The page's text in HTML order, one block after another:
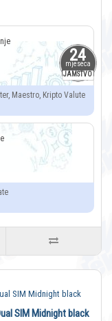
24
mjeseca
JAMSTVO
Maestro, Kripto Valute
SIM Midnight black